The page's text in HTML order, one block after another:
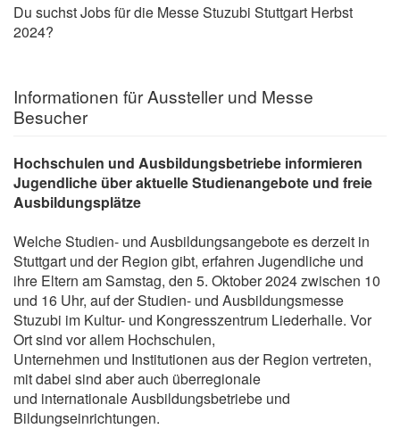
Du suchst Jobs für die Messe Stuzubi Stuttgart Herbst
2024?
Informationen für Aussteller und Messe
Besucher
Hochschulen und Ausbildungsbetriebe informieren
Jugendliche über aktuelleStudienangebote und freie
Ausbildungsplätze
Welche Studien- und Ausbildungsangebote es derzeit in
Stuttgart und der Region gibt, erfahren Jugendliche und
ihre Eltern am Samstag, den 5. Oktober 2024 zwischen 10
und 16 Uhr, auf der Studien- und Ausbildungsmesse
Stuzubi im Kultur- und Kongresszentrum Liederhalle. Vor
Ort sind vor allem Hochschulen,
Unternehmen und Institutionen aus der Region vertreten,
mit dabei sind aber auch überregionale
und internationale Ausbildungsbetriebe und
Bildungseinrichtungen.